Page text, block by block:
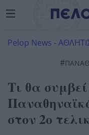
Pelop News -
#
Τι θα
στον 2ο